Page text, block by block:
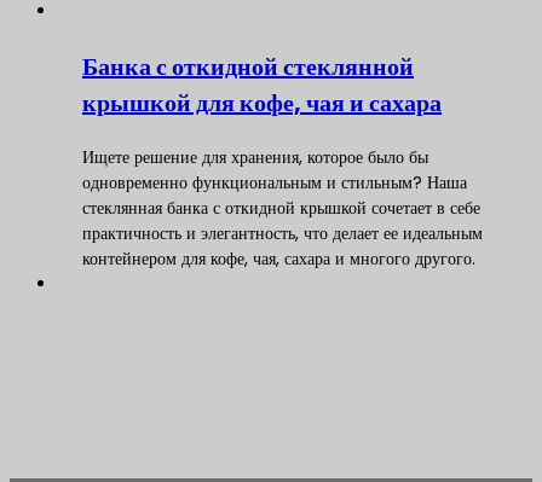
Банка с откидной стеклянной
крышкой для кофе, чая и сахара
Ищете решение для хранения, которое было бы
одновременно функциональным и стильным? Наша
стеклянная банка с откидной крышкой сочетает в себе
практичность и элегантность, что делает ее идеальным
контейнером для кофе, чая, сахара и многого другого.